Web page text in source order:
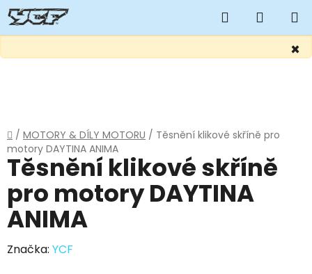
×
Hledat
KOŠÍK
Domů
/ MOTORY & DÍLY MOTORU / Těsnění klikové skříně pro
motory DAYTINA ANIMA
Těsnění klikové skříně
pro motory DAYTINA
ANIMA
Značka: YCF